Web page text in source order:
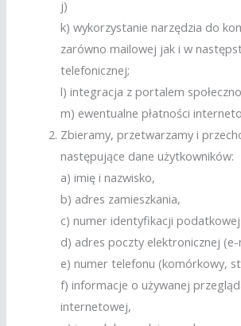
j)
k) wykorzystanie narzędzia do
zarówno mailowej jak i w
telefonicznej;
l) integracja z portalem
m) ewentualne płatności
Zbieramy, przetwarzamy i
następujące dane użytkowników:
a) imię i nazwisko,
b) adres zamieszkania,
c) numer identyfikacji
d) adres poczty elektronicznej (e-
e) numer telefonu (komórkowy,
f) informacje o używanej
internetowej,